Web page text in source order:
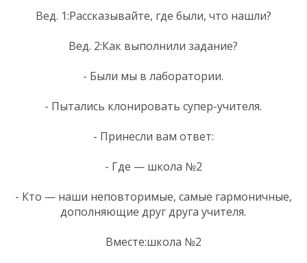
Вед. 1:Рассказывайте, где были, что нашли?
Вед. 2:Как выполнили задание?
- Были мы в лаборатории.
- Пытались клонировать супер-учителя.
- Принесли вам ответ:
- Где — школа №2
- Кто — наши неповторимые, самые гармоничные,
дополняющие друг друга учителя.
Вместе:школа №2